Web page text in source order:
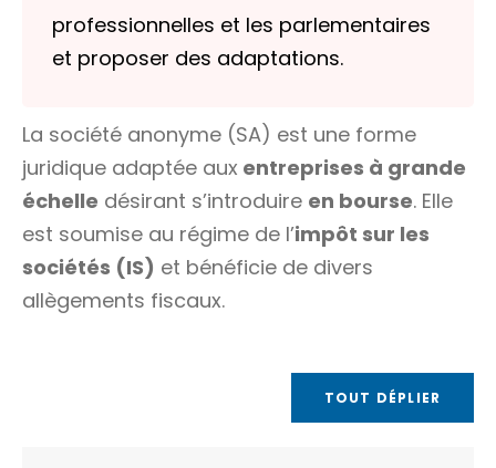
professionnelles et les parlementaires
et proposer des adaptations.
La société anonyme (SA) est une forme
juridique adaptée aux entreprises à grande
échelle désirant s’introduire en bourse. Elle
est soumise au régime de l’impôt sur les
sociétés (IS) et bénéficie de divers
allègements fiscaux.
TOUT DÉPLIER